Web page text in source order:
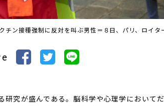
チン接種強制に反対を叫ぶ男性＝８日、パリ、ロイタ
究が盛んである。脳科学や心理学において